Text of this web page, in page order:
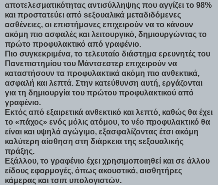
αποτελεσματικότητας αντισύλληψης που αγγίζει το 98%
και προστατεύει από sεξουαλικά μεταδιδόμενες
ασθένειες, οι επιστήμονες επιχειρούν να το κάνουν
ακόμη πιο ασφαλές και λειτουργικό, δημιουργώντας το
πρώτο πpοφυλακτικό από γραφένιο.
Πιο συγκεκριμένα, το τελευταίο διάστημα ερευνητές του
Πανεπιστημίου του Μάντσεστερ επιχειρούν να
καταστήσουν τα προφυλακτικά ακόμη πιο ανθεκτικά,
ασφαλή και λεπτά. Στην κατεύθυνση αυτή, εργάζονται
για τη δημιουργία του πρώτου προφυλακτικού από
γραφένιο.
Εκτός από εξαιρετικά ανθεκτικό και λεπτό, καθώς θα έχει
το «πάχος» ενός μόλις ατόμου, το νέο πpοφυλακτικό θα
είναι και υψηλά αγώγιμο, εξασφαλίζοντας έτσι ακόμη
καλύτερη αίσθηση στη διάρκεια της sεξουαλικής
πράξης.
Εξάλλου, το γραφένιο έχει χρησιμοποιηθεί και σε άλλου
είδους εφαρμογές, όπως ακουστικά, αισθητήρες
κάμερας και τσιπ υπολογιστών.